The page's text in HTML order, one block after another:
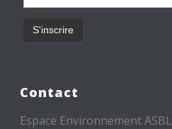
Contact
Espace Environnement ASBL